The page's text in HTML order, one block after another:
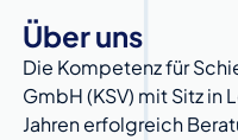
Über uns
Die Kompetenz für
GmbH (KSV) mit Sitz
Jahren erfolgreich